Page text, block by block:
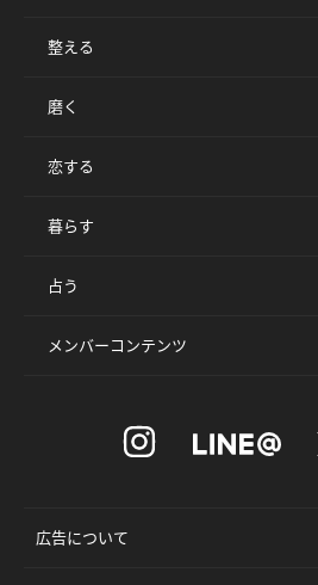
整える
磨く
恋する
暮らす
占う
メンバーコンテンツ
広告について